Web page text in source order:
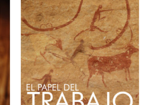
Las
se
elegir
en